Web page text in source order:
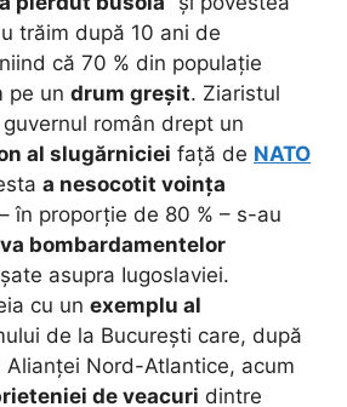
trăim după 10 ani de
că 70 % din populație
pe un drum greșit. Ziaristul
român drept un
al slugărniciei față de NATO
a nesocotit voința
în proporție de 80 % – s-au
bombardamentelor
asupra Iugoslaviei.
cu un exemplu al
de la București care, după
Nord-Atlantice, acum
de veacuri dintre